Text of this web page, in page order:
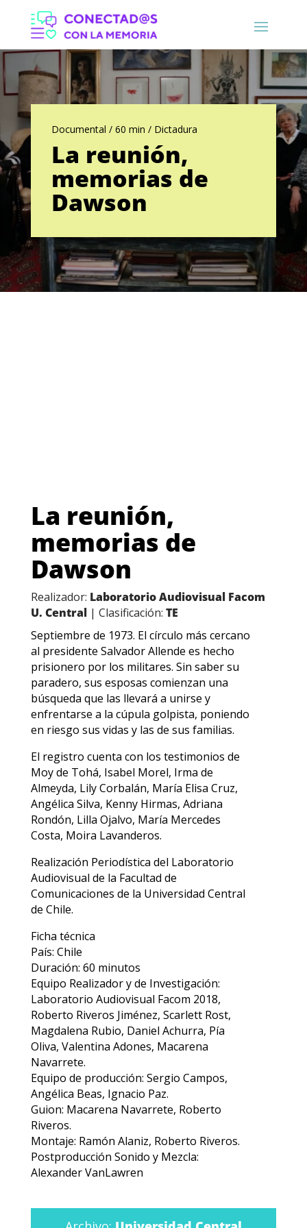
Documental / 60 min / Dictadura
La reunión,
memorias de
Dawson
La reunión,
memorias de
Dawson
Realizador: Laboratorio Audiovisual Facom
U. Central| Clasificación: TE
Septiembre de 1973. El círculo más cercano
al presidente Salvador Allende es hecho
prisionero por los militares. Sin saber su
paradero, sus esposas comienzan una
búsqueda que las llevará a unirse y
enfrentarse a la cúpula golpista, poniendo
en riesgo sus vidas y las de sus familias.
El registro cuenta con los testimonios de
Moy de Tohá, Isabel Morel, Irma de
Almeyda, Lily Corbalán, María Elisa Cruz,
Angélica Silva, Kenny Hirmas, Adriana
Rondón, Lilla Ojalvo, María Mercedes
Costa, Moira Lavanderos.
Realización Periodística del Laboratorio
Audiovisual de la Facultad de
Comunicaciones de la Universidad Central
de Chile.
Ficha técnica
País: Chile
Duración: 60 minutos
Equipo Realizador y de Investigación:
Laboratorio Audiovisual Facom 2018,
Roberto Riveros Jiménez, Scarlett Rost,
Magdalena Rubio, Daniel Achurra, Pía
Oliva, Valentina Adones, Macarena
Navarrete.
Equipo de producción: Sergio Campos,
Angélica Beas, Ignacio Paz.
Guion: Macarena Navarrete, Roberto
Riveros.
Montaje: Ramón Alaniz, Roberto Riveros.
Postproducción Sonido y Mezcla:
Alexander VanLawren